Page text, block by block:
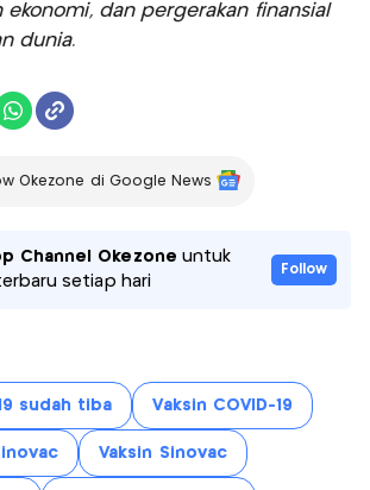
ekonomi, dan pergerakan finansial
dunia.
Okezone di Google News
Channel Okezone untuk
setiap hari
Follow
sudah tiba Vaksin COVID-19
Vaksin Sinovac